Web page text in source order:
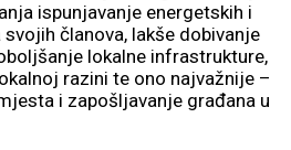
ispunjavanje energetskih i
članova, lakše dobivanje
lokalne infrastrukture,
razini te ono najvažnije –
i zapošljavanje građana u